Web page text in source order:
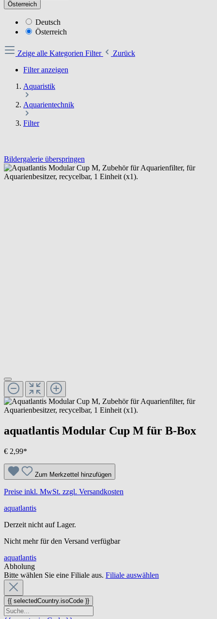
Österreich
Deutsch
Österreich
Zeige alle Kategorien Filter
Zurück
Filter anzeigen
Aquaristik
Aquarientechnik
Filter
Bildergalerie überspringen
aquatlantis Modular Cup M für B-Box
€ 2,99*
Zum Merkzettel hinzufügen
Preise inkl. MwSt. zzgl. Versandkosten
aquatlantis
Derzeit nicht auf Lager.
Nicht mehr für den Versand verfügbar
aquatlantis
Abholung
Bitte wählen Sie eine Filiale aus. Filiale auswählen
{{ selectedCountry.isoCode }}